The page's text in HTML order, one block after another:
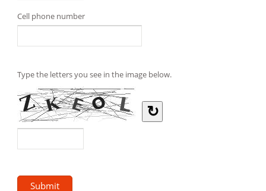
Cell phone number
Type the letters you see in the image below.
↻